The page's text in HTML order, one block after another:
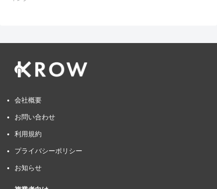
会社概要
お問い合わせ
利用規約
プライバシーポリシー
お知らせ